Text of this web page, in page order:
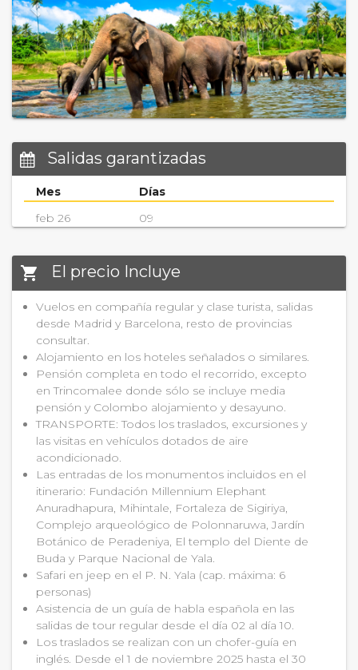
Salidas garantizadas
Mes
Días
feb 26
09
shopping_cart El precio Incluye
Vuelos en compañía regular y clase turista, salidas
desde Madrid y Barcelona, resto de provincias
consultar.
Alojamiento en los hoteles señalados o similares.
Pensión completa en todo el recorrido, excepto
en Trincomalee donde sólo se incluye media
pensión y Colombo alojamiento y desayuno.
TRANSPORTE: Todos los traslados, excursiones y
las visitas en vehículos dotados de aire
acondicionado.
Las entradas de los monumentos incluidos en el
itinerario: Fundación Millennium Elephant
Anuradhapura, Mihintale, Fortaleza de Sigiriya,
Complejo arqueológico de Polonnaruwa, Jardín
Botánico de Peradeniya, El templo del Diente de
Buda y Parque Nacional de Yala.
Safari en jeep en el P. N. Yala (cap. máxima: 6
personas)
Asistencia de un guía de habla española en las
salidas de tour regular desde el día 02 al día 10.
Los traslados se realizan con un chofer-guía en
inglés. Desde el 1 de noviembre 2025 hasta el 30